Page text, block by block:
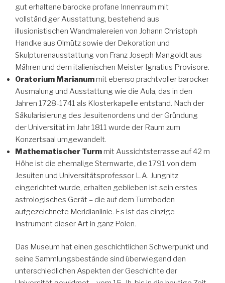
gut erhaltene barocke profane Innenraum mit
vollständiger Ausstattung, bestehend aus
illusionistischen Wandmalereien von Johann Christoph
Handke aus Olmütz sowie der Dekoration und
Skulpturenausstattung von Franz Joseph Mangoldt aus
Mähren und dem italienischen Meister Ignatius Provisore.
Oratorium Marianum mit ebenso prachtvoller barocker
Ausmalung und Ausstattung wie die Aula, das in den
Jahren 1728-1741 als Klosterkapelle entstand. Nach der
Säkularisierung des Jesuitenordens und der Gründung
der Universität im Jahr 1811 wurde der Raum zum
Konzertsaal umgewandelt.
Mathematischer Turm mit Aussichtsterrasse auf 42 m
Höhe ist die ehemalige Sternwarte, die 1791 von dem
Jesuiten und Universitätsprofessor L.A. Jungnitz
eingerichtet wurde, erhalten geblieben ist sein erstes
astrologisches Gerät – die auf dem Turmboden
aufgezeichnete Meridianlinie. Es ist das einzige
Instrument dieser Art in ganz Polen.
Das Museum hat einen geschichtlichen Schwerpunkt und
seine Sammlungsbestände sind überwiegend den
unterschiedlichen Aspekten der Geschichte der